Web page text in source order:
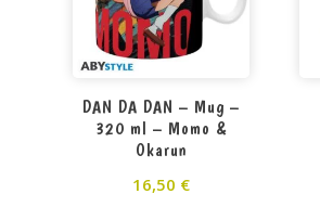
DAN DA DAN – Mug –
320 ml – Momo &
Okarun
16,50 €